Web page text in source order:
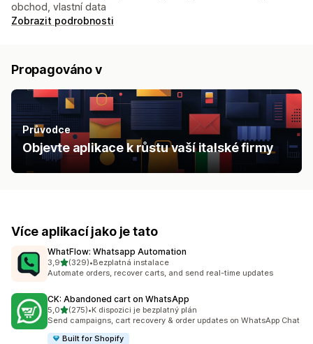
obchod, vlastní data
Zobrazit podrobnosti
Propagováno v
Průvodce
Objevte aplikace k růstu vaší italské firmy
Více aplikací jako je tato
WhatFlow: Whatsapp Automation
3,9z 5 hvězd
(329)
Celkový počet recenzí: 329
•Bezplatná instalace
Automate orders, recover carts, and send real-time updates
CK: Abandoned cart on WhatsApp
5,0z 5 hvězd
(275)
Celkový počet recenzí: 275
•K dispozici je bezplatný plán
Send campaigns, cart recovery & order updates on WhatsApp Chat
Built for Shopify